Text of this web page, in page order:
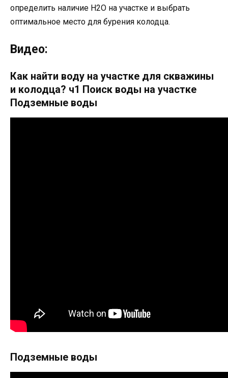
определить наличие H2O на участке и выбрать
оптимальное место для бурения колодца.
Видео:
Как найти воду на участке для скважины
и колодца? ч1 Поиск воды на участке
Подземные воды
Подземные воды